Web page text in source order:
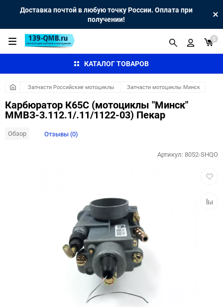
Доставка почтой в любую точку России. Оплата при
получении!
КАТАЛОГ ТОВАРОВ
0
Запчасти Российские мотоциклы Запчасти мотоциклы Минск
Карбюратор К65С (мотоциклы "Минск"
ММВЗ-3.112.1/.11/1122-03) Пекар
Обзор Отзывы (0)
Артикул:8052-SHQO